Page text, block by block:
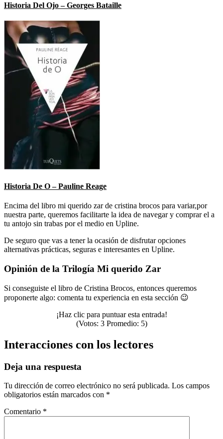
Historia Del Ojo – Georges Bataille
Historia De O – Pauline Reage
Encima del libro mi querido zar de cristina brocos para variar,por
nuestra parte, queremos facilitarte la idea de navegar y comprar el a
tu antojo sin trabas por el medio en Upline.
De seguro que vas a tener la ocasión de disfrutar opciones
alternativas prácticas, seguras e interesantes en Upline.
Opinión de la Trilogía Mi querido Zar
Si conseguiste el libro de Cristina Brocos, entonces queremos
proponerte algo: comenta tu experiencia en esta sección 😉
¡Haz clic para puntuar esta entrada!
(Votos: 3Promedio: 5)
Interacciones con los lectores
Deja una respuesta
Tu dirección de correo electrónico no será publicada. Los campos
obligatorios están marcados con *
Comentario *